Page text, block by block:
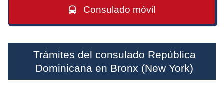
Consulado móvil
Trámites del consulado República
Dominicana en Bronx (New York)